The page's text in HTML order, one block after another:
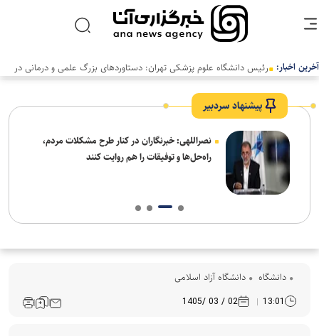
آخرین اخبار: رئیس دانشگاه علوم پزشکی تهران: دستاوردهای بزرگ علمی و درمانی در
پیشنهاد سردبیر
نصراللهی: خبرنگاران در کنار طرح مشکلات مردم،
راه‌حل‌ها و توفیقات را هم روایت کنند
دانشگاه دانشگاه آزاد اسلامی
13:01
02 / 03 /1405